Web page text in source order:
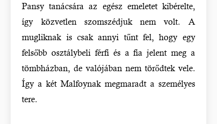
Pansy tanácsára az egész emeletet kibérelte,
így közvetlen szomszédjuk nem volt. A
mugliknak is csak annyi tűnt fel, hogy egy
felsőbb osztálybeli férfi és a fia jelent meg a
tömbházban, de valójában nem törődtek vele.
Így a két Malfoynak megmaradt a személyes
tere.